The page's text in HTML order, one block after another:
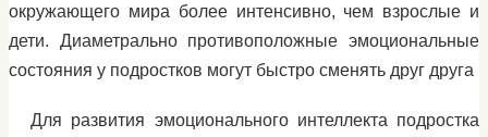
окружающего мира более интенсивно, чем взрослые и
дети. Диаметрально противоположные эмоциональные
состояния у подростков могут быстро сменять друг друга
Для развития эмоционального интеллекта подростка